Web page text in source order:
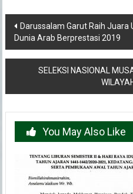
Post
navigation
Darussalam Garut Raih Juara
Dunia Arab Berprestasi 2019
SELEKSI NASIONAL
You May Also Like